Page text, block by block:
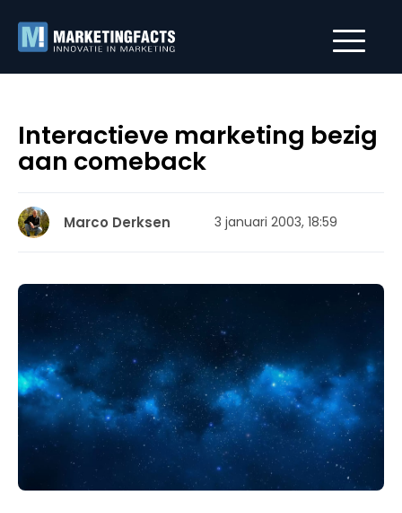
Interactieve marketing bezig
aan comeback
Marco Derksen 3 januari 2003, 18:59